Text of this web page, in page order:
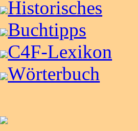
Historisches
Buchtipps
C4F-Lexikon
Wörterbuch